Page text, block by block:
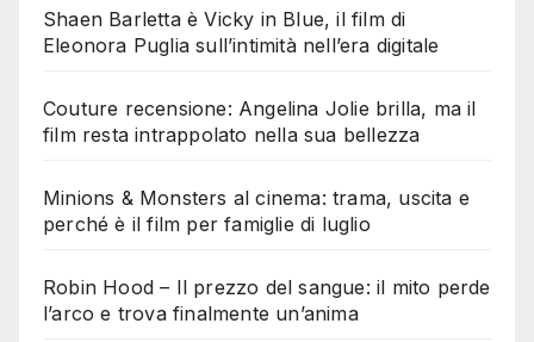
Shaen Barletta è Vicky in Blue, il film di
Eleonora Puglia sull’intimità nell’era digitale
Couture recensione: Angelina Jolie brilla, ma il
film resta intrappolato nella sua bellezza
Minions & Monsters al cinema: trama, uscita e
perché è il film per famiglie di luglio
Robin Hood – Il prezzo del sangue: il mito perde
l’arco e trova finalmente un’anima